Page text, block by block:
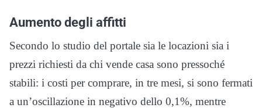
Aumento degli affitti
Secondo lo studio del portale sia le locazioni sia i
prezzi richiesti da chi vende casa sono pressoché
stabili: i costi per comprare, in tre mesi, si sono fermati
a un’oscillazione in negativo dello 0,1%, mentre